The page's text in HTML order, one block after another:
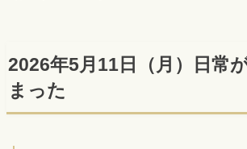
2026年5月11日（月）日常
まった